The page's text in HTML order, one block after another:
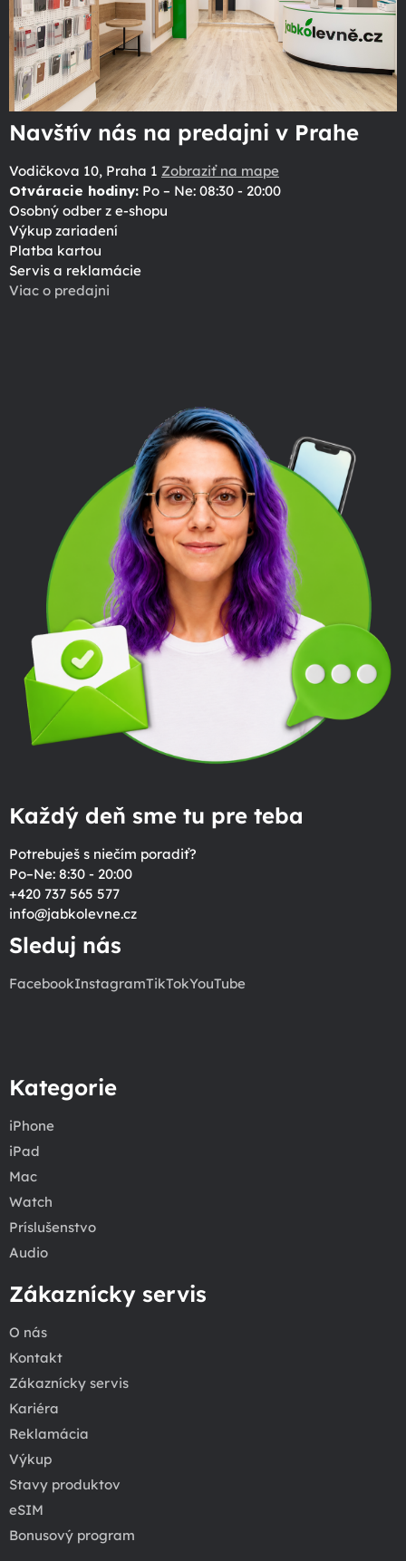
Navštív nás na predajni v Prahe
Vodičkova 10, Praha 1 Zobraziť na mape
Otváracie hodiny: Po – Ne: 08:30 - 20:00
Osobný odber z e-shopu
Výkup zariadení
Platba kartou
Servis a reklamácie
Viac o predajni
Každý deň sme tu pre teba
Potrebuješ s niečím poradiť?
Po–Ne: 8:30 - 20:00
+420 737 565 577
info@jabkolevne.cz
Sleduj nás
FacebookInstagramTikTokYouTube
Kategorie
iPhone
iPad
Mac
Watch
Príslušenstvo
Audio
Zákaznícky servis
O nás
Kontakt
Zákaznícky servis
Kariéra
Reklamácia
Výkup
Stavy produktov
eSIM
Bonusový program